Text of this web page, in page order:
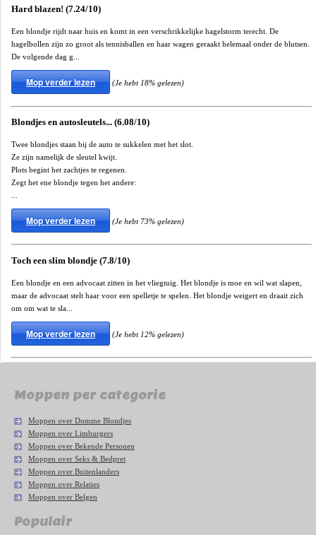
Hard blazen! (7.24/10)
Een blondje rijdt naar huis en komt in een verschrikkelijke hagelstorm terecht. De
hagelbollen zijn zo groot als tennisballen en haar wagen geraakt helemaal onder de blutsen.
De volgende dag g...
Mop verder lezen (Je hebt 18% gelezen)
Blondjes en autosleutels... (6.08/10)
Twee blondjes staan bij de auto te sukkelen met het slot.
Ze zijn namelijk de sleutel kwijt.
Plots begint het zachtjes te regenen.
Zegt het ene blondje tegen het andere:
Mop verder lezen (Je hebt 73% gelezen)
Toch een slim blondje (7.8/10)
Een blondje en een advocaat zitten in het vliegtuig. Het blondje is moe en wil wat slapen,
maar de advocaat stelt haar voor een spelletje te spelen. Het blondje weigert en draait zich
om om wat te sla...
Mop verder lezen (Je hebt 12% gelezen)
Moppen per categorie
Moppen over Domme Blondjes
Moppen over Limburgers
Moppen over Bekende Personen
Moppen over Seks & Bedpret
Moppen over Buitenlanders
Moppen over Relaties
Moppen over Belgen
Populair